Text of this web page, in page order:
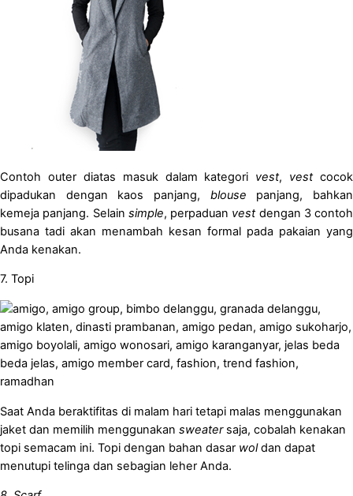
Contoh outer diatas masuk dalam kategori vest, vest cocok
dipadukan dengan kaos panjang, blouse panjang, bahkan
kemeja panjang. Selain simple, perpaduan vestdengan 3 contoh
busana tadi akan menambah kesan formal pada pakaian yang
Anda kenakan.
7. Topi
Saat Anda beraktifitas di malam hari tetapi malas menggunakan
jaket dan memilih menggunakan sweatersaja, cobalah kenakan
topi semacam ini. Topi dengan bahan dasar woldan dapat
menutupi telinga dan sebagian leher Anda.